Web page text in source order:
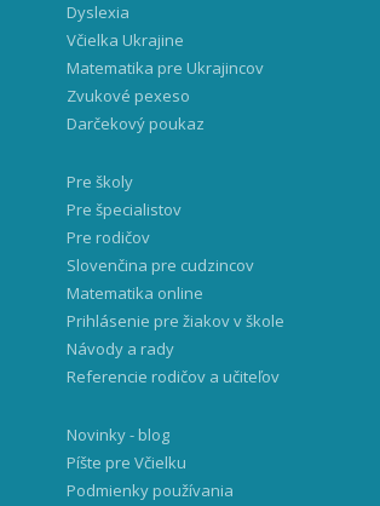
Dyslexia
Včielka Ukrajine
Matematika pre Ukrajincov
Zvukové pexeso
Darčekový poukaz
Pre školy
Pre špecialistov
Pre rodičov
Slovenčina pre cudzincov
Matematika online
Prihlásenie pre žiakov v škole
Návody a rady
Referencie rodičov a učiteľov
Novinky - blog
Píšte pre Včielku
Podmienky používania